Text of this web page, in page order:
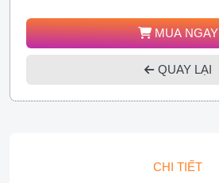
MUA NGAY
QUAY LẠI
CHI TIẾT